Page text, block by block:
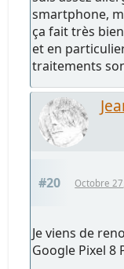
smartphone,
ça fait très
et en
traitements
#20 Octobre
Je viens de
Google Pixel 8